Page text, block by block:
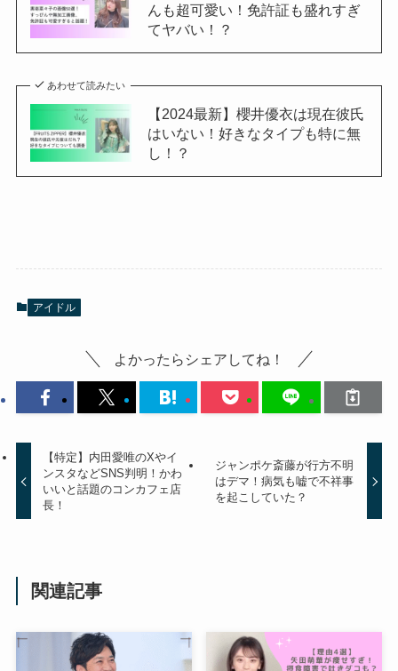
んも超可愛い！免許証も盛れすぎ
てヤバい！？
あわせて読みたい
【2024最新】櫻井優衣は現在彼氏
はいない！好きなタイプも特に無
し！？
アイドル
よかったらシェアしてね！
【特定】内田愛唯のXやイ
ンスタなどSNS判明！かわ
いいと話題のコンカフェ店
長！
ジャンポケ斎藤が行方不明
はデマ！病気も嘘で不祥事
を起こしていた？
関連記事